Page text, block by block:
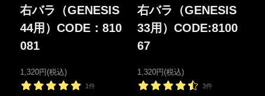
右バラ（GENESIS
44用）CODE：810
081
1,320円(税込)
1件
右バラ（GENESIS
33用）CODE:8100
67
1,320円(税込)
3件